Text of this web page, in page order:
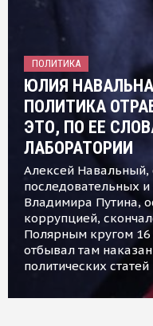
ПОЛИТИКА
ЮЛИЯ
ПОЛИТИКА
ЭТО, ПО ЕЕ
ЛАБОРАТОРИИ
Алексей Навальный,
последовательных
Владимира Путина,
коррупцией,
Полярным кругом
отбывал там
политических статей